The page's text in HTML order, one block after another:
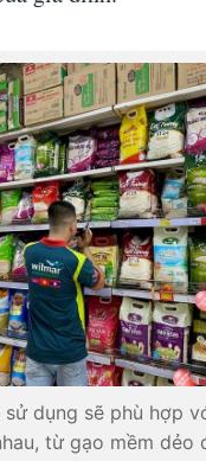
sử dụng sẽ phù hợp
từ gạo mềm dẻo